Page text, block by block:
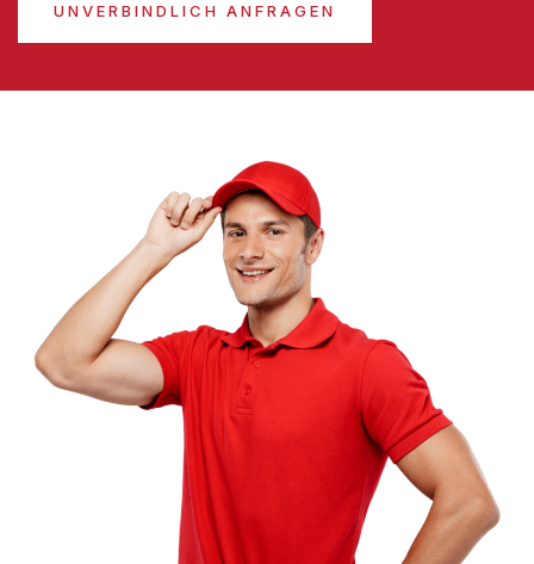
UNVERBINDLICH ANFRAGEN